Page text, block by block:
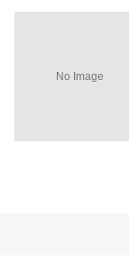
No Image